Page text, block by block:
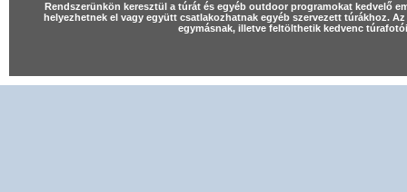
Rendszerünkön keresztül a túrát és egyéb outdoor programokat kedvelő
helyezhetnek el vagy együtt csatlakozhatnak egyéb szervezett túrákhoz.
egymásnak, illetve feltölthetik kedvenc